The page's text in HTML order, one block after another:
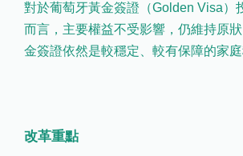
對於葡萄牙黃金簽證（Golden Visa）
而言，主要權益不受影響，仍維持原
金簽證依然是較穩定、較有保障的家庭
改革重點